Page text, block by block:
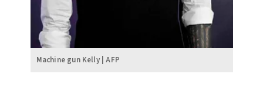
Machine gun Kelly | AFP